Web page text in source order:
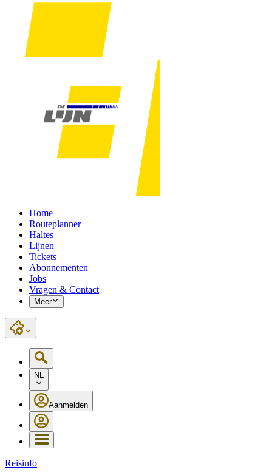
Home
Routeplanner
Haltes
Lijnen
Tickets
Abonnementen
Jobs
Vragen & Contact
Meer
NL
Aanmelden
Reisinfo